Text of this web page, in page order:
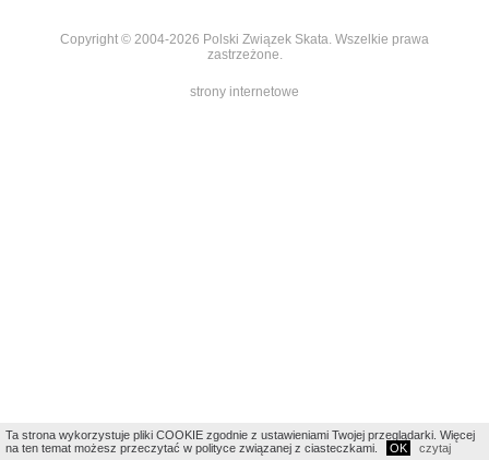
Copyright © 2004-2026 Polski Związek Skata. Wszelkie prawa
zastrzeżone.
strony internetowe
Ta strona wykorzystuje pliki COOKIE zgodnie z ustawieniami Twojej przeglądarki. Więcej
na ten temat możesz przeczytać w polityce związanej z ciasteczkami.
OK czytaj